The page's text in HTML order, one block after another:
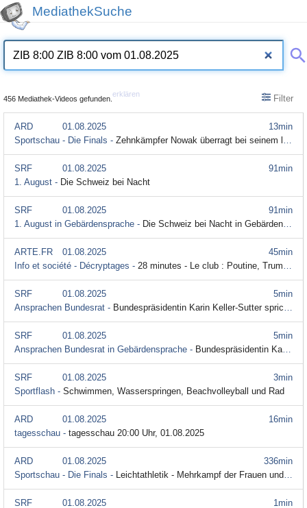
MediathekSuche
456 Mediathek-Videos gefunden.
erklären Filter
13min
ARD
01.08.2025
Sportschau - Die Finals - Zehnkämpfer Nowak überragt bei seinem letzten Lauf
91min
SRF
01.08.2025
1. August - Die Schweiz bei Nacht
91min
SRF
01.08.2025
1. August in Gebärdensprache - Die Schweiz bei Nacht in Gebärdensprache
45min
ARTE.FR
01.08.2025
Info et société - Décryptages - 28 minutes - Le club : Poutine, Trump, Barnier vs Dati, Kim Le Court (01/08/2025)
5min
SRF
01.08.2025
Ansprachen Bundesrat - Bundespräsidentin Karin Keller-Sutter spricht zum 1. August
5min
SRF
01.08.2025
Ansprachen Bundesrat in Gebärdensprache - Bundespräsidentin Karin Keller-Sutter spricht zum 1. August in Gebärdensprache
3min
SRF
01.08.2025
Sportflash - Schwimmen, Wasserspringen, Beachvolleyball und Rad
16min
ARD
01.08.2025
tagesschau - tagesschau 20:00 Uhr, 01.08.2025
336min
ARD
01.08.2025
Sportschau - Die Finals - Leichtathletik - Mehrkampf der Frauen und Männer im Re-Live
1min
SRF
01.08.2025